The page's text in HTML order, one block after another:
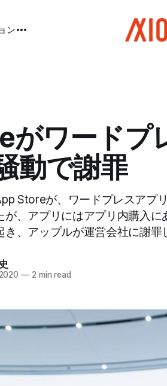
ン
がワードプ
動で謝罪
Storeが、ワードプレスアプ
が、アプリにはアプリ内購入
き、アップルが運営会社に謝罪
— 2 min read